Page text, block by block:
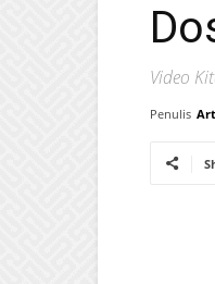
Video
Penulis